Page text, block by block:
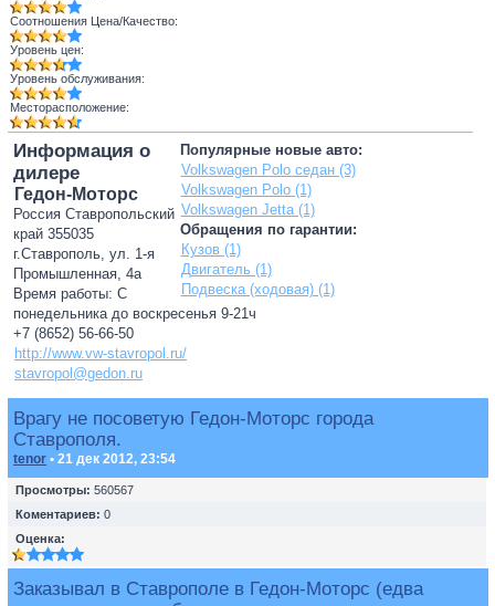
Соотношения Цена/Качество:
Уровень цен:
Уровень обслуживания:
Месторасположение:
Популярные новые авто:
Volkswagen Polo седан (3)
Volkswagen Polo (1)
Volkswagen Jetta (1)
Обращения по гарантии:
Кузов (1)
Двигатель (1)
Подвеска (ходовая) (1)
Информация о
дилере
Гедон-Моторс
Россия Ставропольский
край 355035
г.Ставрополь, ул. 1-я
Промышленная, 4а
Время работы: С
понедельника до воскресенья 9-21ч
+7 (8652) 56-66-50
http://www.vw-stavropol.ru/
stavropol@gedon.ru
Врагу не посоветую Гедон-Моторс города
Ставрополя.
tenor • 21 дек 2012, 23:54
Просмотры: 560567
Коментариев: 0
Оценка:
Заказывал в Ставрополе в Гедон-Моторс (едва